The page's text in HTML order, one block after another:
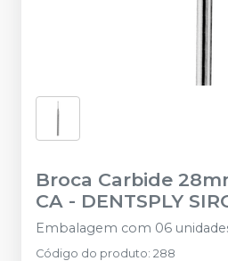
Broca Carbide
CA - DENTSPLY
Embalagem com 06
Código do produto: 288